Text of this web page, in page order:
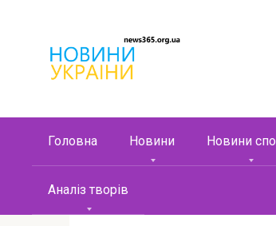
контенту
Головна Новини Новини
Аналіз творів